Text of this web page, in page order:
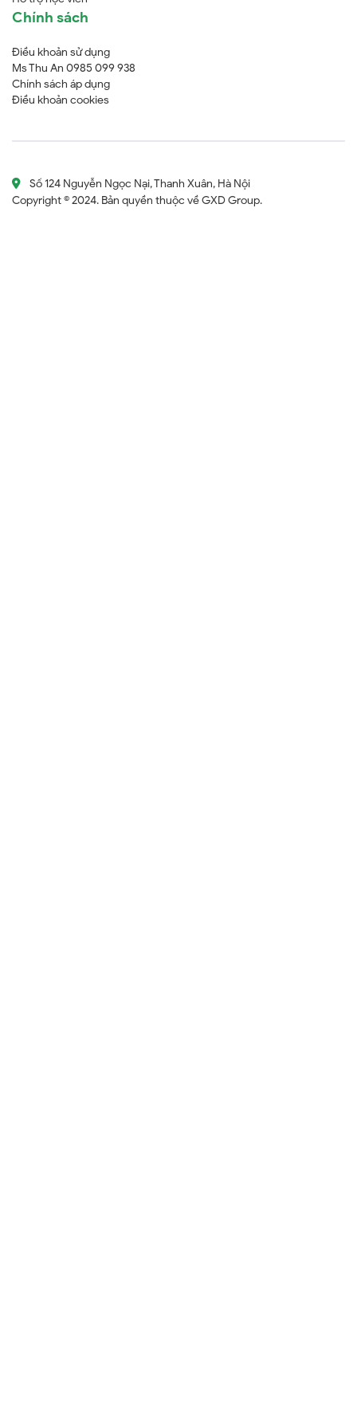
Chính sách
Điều khoản sử dụng
Ms Thu An 0985 099 938
Chính sách áp dụng
Điều khoản cookies
Số 124 Nguyễn Ngọc Nại, Thanh Xuân, Hà Nội
Copyright © 2024. Bản quyền thuộc về GXD Group.